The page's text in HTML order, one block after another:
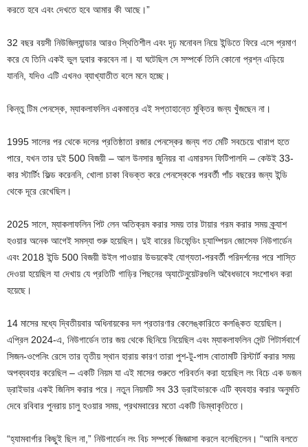
করতে হবে এবং দেখতে হবে আমার কী আছে।”
32 বছর বয়সী নিউজিল্যান্ডার আরও স্থিতিশীল এবং দৃঢ় মনোবল নিয়ে ইন্ডিতে ফিরে এসে প্রমাণ
করে যে তিনি একই ভুল দুবার করবেন না। যা ঘটেছিল সে সম্পর্কে তিনি কোনো প্রশ্ন এড়িয়ে
যাননি, যদিও এটি এখনও ব্যাখ্যাতীত বলে মনে হচ্ছে।
কিন্তু টিম পেনস্কে, ম্যাকলাফলিন একমাত্র এই সপ্তাহান্তে মুক্তির জন্য খুঁজছেন না।
1995 সালের পর থেকে দলের প্রতিষ্ঠাতা রজার পেনস্কের জন্য গত মেটি সবচেয়ে খারাপ হতে
পারে, যখন তার দুই 500 বিজয়ী – আল উনসার জুনিয়র বা এমারসন ফিটিপালদি – কেউই 33-
কার স্টার্টিং ফিল্ড করেননি, খোলা চাকা বিভক্ত করে পেনস্কেকে পরবর্তী পাঁচ বছরের জন্য ইন্ডি
থেকে দূরে রেখেছিল।
2025 সালে, ম্যাকলাফলিন পিট লেন অতিক্রম করার সময় তার টায়ার গরম করার সময় ক্র্যাশ
হওয়ার অনেক আগেই সমস্যা শুরু হয়েছিল। দুই বারের ডিফেন্ডিং চ্যাম্পিয়ন জোসেফ নিউগার্ডেন
এবং 2018 ইন্ডি 500 বিজয়ী উইল পাওয়ার উভয়কেই যোগ্যতা-পরবর্তী পরিদর্শনের পরে শাস্তি
দেওয়া হয়েছিল যা দেখায় যে প্রতিটি গাড়ির পিছনের অ্যাটেনুয়েটরগুলি অবৈধভাবে সংশোধন করা
হয়েছে।
14 মাসের মধ্যে দ্বিতীয়বার অধিনায়কের দল প্রতারণার কেলেঙ্কারিতে কলঙ্কিত হয়েছিল।
এপ্রিল 2024-এ, নিউগার্ডেন তার জয় থেকে ছিনিয়ে নিয়েছিল এবং ম্যাকলাফলিন সেন্ট পিটার্সবার্গে
সিজন-ওপেনিং রেসে তার তৃতীয় স্থান হারায় কারণ তারা পুশ-টু-পাস বোতামটি রিস্টার্ট করার সময়
অপব্যবহার করেছিল – একটি নিয়ম যা এই মাসের শুরুতে পরিবর্তন করা হয়েছিল লং বিচে এক ডজন
ড্রাইভার একই জিনিস করার পরে। নতুন নিয়মটি সব 33 ড্রাইভারকে এটি ব্যবহার করার অনুমতি
দেবে রবিবার পুনরায় চালু হওয়ার সময়, প্রথমবারের মতো একটি ডিম্বাকৃতিতে।
“হ্যামবার্গার কিছুই ছিল না,” নিউগার্ডেন লং বিচ সম্পর্কে জিজ্ঞাসা করলে বলেছিলেন। “আমি বলতে